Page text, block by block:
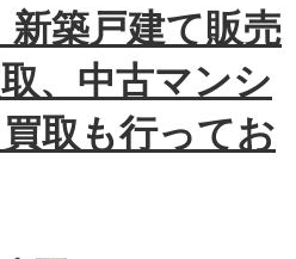
築戸建て販売
、中古マンシ
取も行ってお